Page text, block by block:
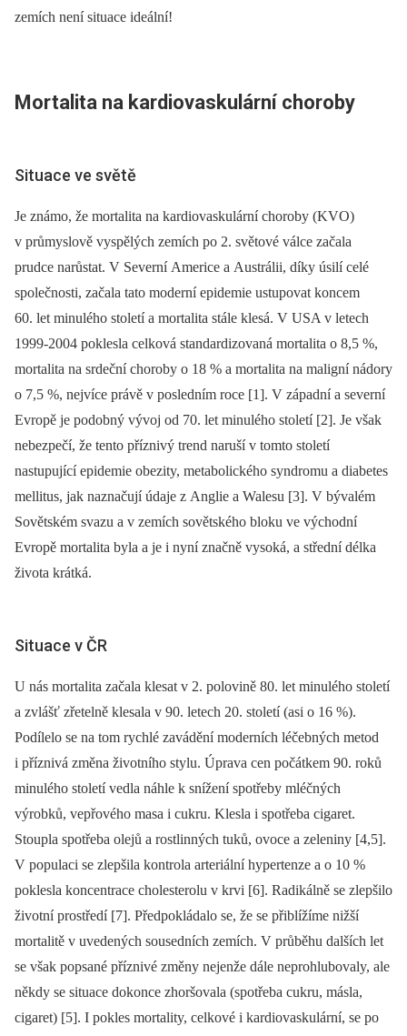
zemích není situace ideální!
Mortalita na kardiovaskulární choroby
Situace ve světě
Je známo, že mortalita na kardiovaskulární choroby (KVO)
v průmyslově vyspělých zemích po 2. světové válce začala
prudce narůstat. V Severní Americe a Austrálii, díky úsilí celé
společnosti, začala tato moderní epidemie ustupovat koncem
60. let minulého století a mortalita stále klesá. V USA v letech
1999-2004 poklesla celková standardizovaná mortalita o 8,5 %,
mortalita na srdeční choroby o 18 % a mortalita na maligní nádory
o 7,5 %, nejvíce právě v posledním roce [1]. V západní a severní
Evropě je podobný vývoj od 70. let minulého století [2]. Je však
nebezpečí, že tento příznivý trend naruší v tomto století
nastupující epidemie obezity, metabolického syndromu a diabetes
mellitus, jak naznačují údaje z Anglie a Walesu [3]. V bývalém
Sovětském svazu a v zemích sovětského bloku ve východní
Evropě mortalita byla a je i nyní značně vysoká, a střední délka
života krátká.
Situace v ČR
U nás mortalita začala klesat v 2. polovině 80. let minulého století
a zvlášť zřetelně klesala v 90. letech 20. století (asi o 16 %).
Podílelo se na tom rychlé zavádění moderních léčebných metod
i příznivá změna životního stylu. Úprava cen počátkem 90. roků
minulého století vedla náhle k snížení spotřeby mléčných
výrobků, vepřového masa i cukru. Klesla i spotřeba cigaret.
Stoupla spotřeba olejů a rostlinných tuků, ovoce a zeleniny [4,5].
V populaci se zlepšila kontrola arteriální hypertenze a o 10 %
poklesla koncentrace cholesterolu v krvi [6]. Radikálně se zlepšilo
životní prostředí [7]. Předpokládalo se, že se přiblížíme nižší
mortalitě v uvedených sousedních zemích. V průběhu dalších let
se však popsané příznivé změny nejenže dále neprohlubovaly, ale
někdy se situace dokonce zhoršovala (spotřeba cukru, másla,
cigaret) [5]. I pokles mortality, celkové i kardiovaskulární, se po